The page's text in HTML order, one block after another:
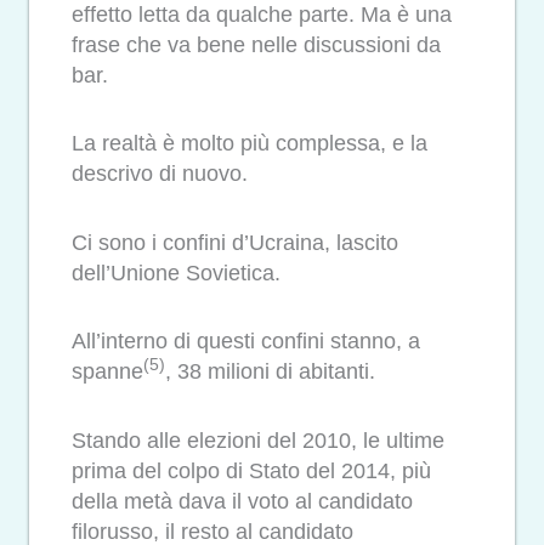
effetto letta da qualche parte. Ma è una
frase che va bene nelle discussioni da
bar.
La realtà è molto più complessa, e la
descrivo di nuovo.
Ci sono i confini d’Ucraina, lascito
dell’Unione Sovietica.
All’interno di questi confini stanno, a
spanne(5), 38 milioni di abitanti.
Stando alle elezioni del 2010, le ultime
prima del colpo di Stato del 2014, più
della metà dava il voto al candidato
filorusso, il resto al candidato